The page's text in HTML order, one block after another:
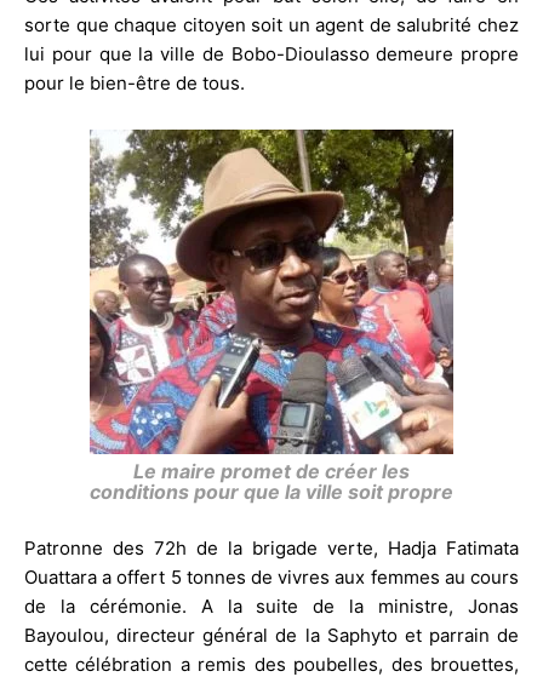
sorte que chaque citoyen soit un agent de salubrité chez
lui pour que la ville de Bobo-Dioulasso demeure propre
pour le bien-être de tous.
Le maire promet de créer les
conditions pour que la ville soit propre
Patronne des 72h de la brigade verte, Hadja Fatimata
Ouattara a offert 5 tonnes de vivres aux femmes au cours
de la cérémonie. A la suite de la ministre, Jonas
Bayoulou, directeur général de la Saphyto et parrain de
cette célébration a remis des poubelles, des brouettes,